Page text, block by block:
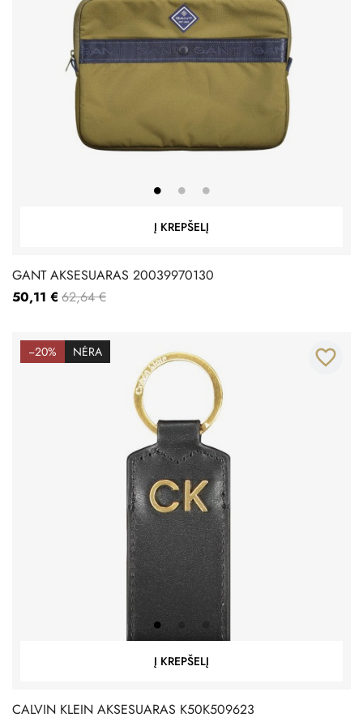
Į KREPŠELĮ
GANT AKSESUARAS 20039970130
50,11 € 62,64 €
−20% NĖRA
Į KREPŠELĮ
favorite_border
CALVIN KLEIN AKSESUARAS K50K509623